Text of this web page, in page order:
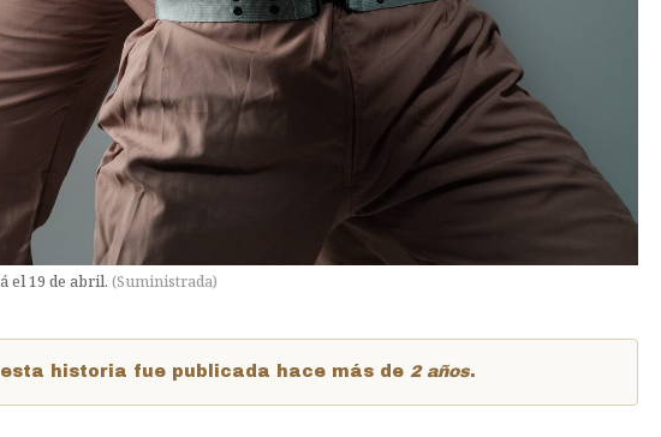
el 19 de abril. (Suministrada)
esta historia fue publicada hace más de 2 años.